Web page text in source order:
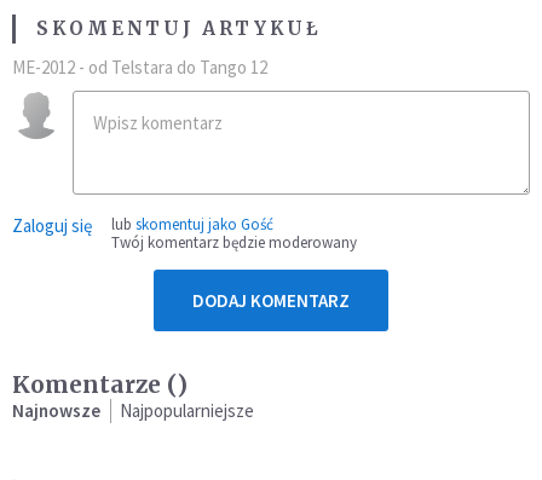
SKOMENTUJ ARTYKUŁ
ME-2012 - od Telstara do Tango 12
Zaloguj się lub skomentuj jako Gość
Twój komentarz będzie moderowany
DODAJ KOMENTARZ
Komentarze ()
Najnowsze Najpopularniejsze